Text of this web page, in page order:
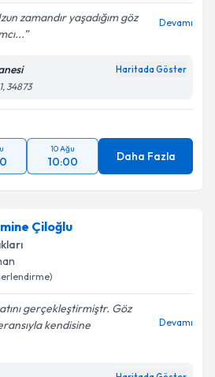
ve kişisel verilerimin belirtilen
kabul ediyorum.
Talebini Gönder
zamandır yaşadığım göz
Devamı
Haritada Göster
34873
10 Ağu
10:00 Daha Fazla
Çiloğlu
gerçekleştirmiştr. Göz
kendisine
Devamı